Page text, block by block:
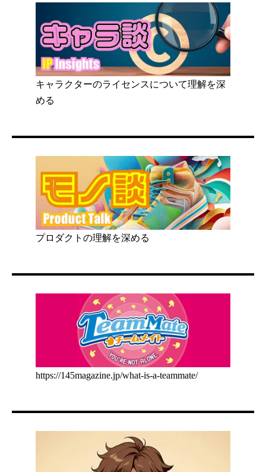
キャラクターのライセンスについて理解を深
める
プロダクトの理解を深める
https://145magazine.jp/what-is-a-teammate/